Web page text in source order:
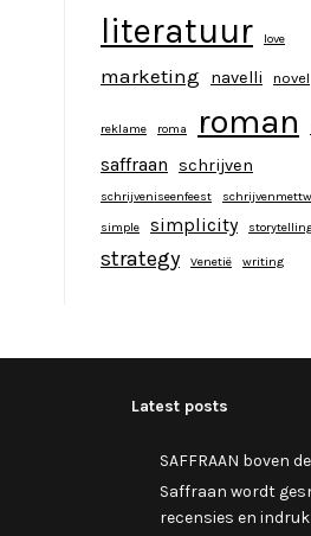
literatuur love
marketing navelli novel
reklame roma roman
saffraan
schrijven
schrijveniseenfeest
simple
simplicity
strategy Venetië writing
Latest posts
SAFFRAAN boven
Saffraan wordt
recensies en